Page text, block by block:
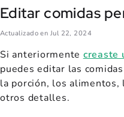
Editar comidas
Actualizado en Jul 22, 2024
Si anteriormente creaste
puedes editar las
la porción, los
otros detalles.